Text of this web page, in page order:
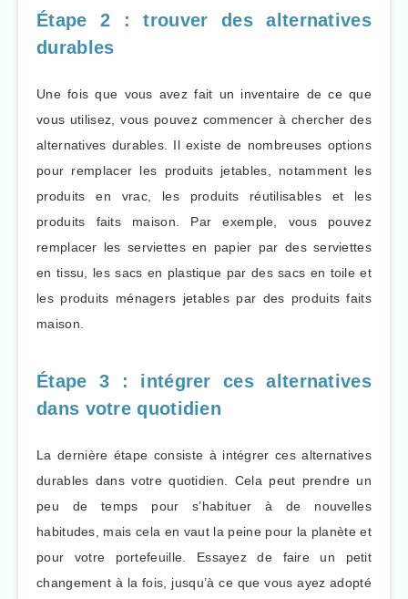
Étape 2 : trouver des alternatives
durables
Une fois que vous avez fait un inventaire de ce que
vous utilisez, vous pouvez commencer à chercher des
alternatives durables. Il existe de nombreuses options
pour remplacer les produits jetables, notamment les
produits en vrac, les produits réutilisables et les
produits faits maison. Par exemple, vous pouvez
remplacer les serviettes en papier par des serviettes
en tissu, les sacs en plastique par des sacs en toile et
les produits ménagers jetables par des produits faits
maison.
Étape 3 : intégrer ces alternatives
dans votre quotidien
La dernière étape consiste à intégrer ces alternatives
durables dans votre quotidien. Cela peut prendre un
peu de temps pour s’habituer à de nouvelles
habitudes, mais cela en vaut la peine pour la planète et
pour votre portefeuille. Essayez de faire un petit
changement à la fois, jusqu’à ce que vous ayez adopté